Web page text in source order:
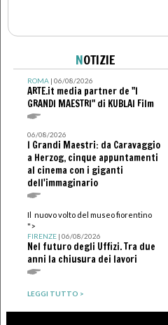
NOTIZIE
ROMA| 06/08/2026
ARTE.it media partner de "I
GRANDI MAESTRI" di KUBLAI Film
06/08/2026
I Grandi Maestri: da Caravaggio
a Herzog, cinque appuntamenti
al cinema con i giganti
dell'immaginario
Il nuovo volto del museo fiorentino
">
FIRENZE| 06/08/2026
Nel futuro degli Uffizi. Tra due
anni la chiusura dei lavori
LEGGI TUTTO >